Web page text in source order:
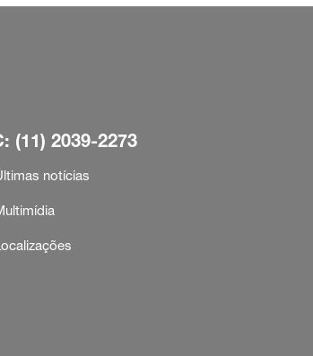
(11) 2039-2273
notícias